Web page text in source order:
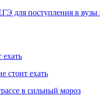
для поступления в
ехать
стоит ехать
в сильный мороз